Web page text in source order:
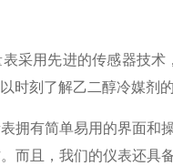
采用先进的传感器技
时刻了解乙二醇冷媒剂
拥有简单易用的界面
而且，我们的仪表还具